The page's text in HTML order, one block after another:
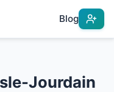
Blog
Jourdain